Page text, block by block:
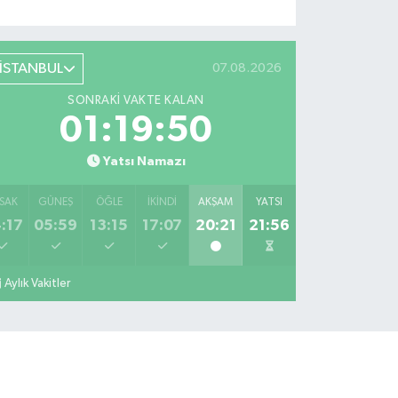
İSTANBUL 07.08.2026
SONRAKI VAKTE KALAN
01:19:49
Yatsı Namazı
GÜNEŞ
05:59
ÖĞLE
13:15
İKINDI
17:07
AKŞAM
20:21
YATSI
21:56
Aylık Vakitler